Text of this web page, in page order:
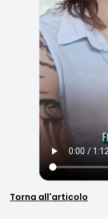
Torna all'articolo